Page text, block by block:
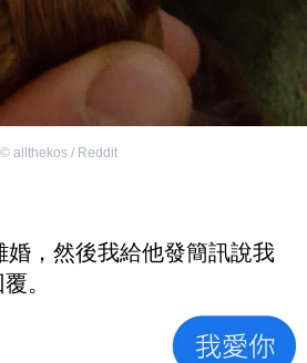
© allthekos / Reddit
婚，然後我給他發簡訊說我
。